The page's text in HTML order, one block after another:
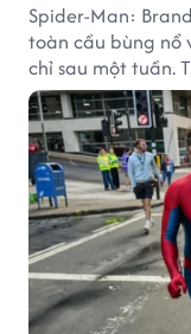
Spider-Man:
toàn cầu bùng nổ
chỉ sau một tuần.
đặt câu hỏi liệu
phá kỷ lục mà No